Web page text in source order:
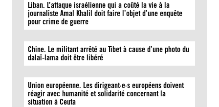
Liban. L’attaque israélienne qui a coûté la vie à la
journaliste Amal Khalil doit faire l’objet d’une enquête
pour crime de guerre
Chine. Le militant arrêté au Tibet à cause d’une photo du
dalaï-lama doit être libéré
Union européenne. Les dirigeant·e·s européens doivent
réagir avec humanité et solidarité concernant la
situation à Ceuta